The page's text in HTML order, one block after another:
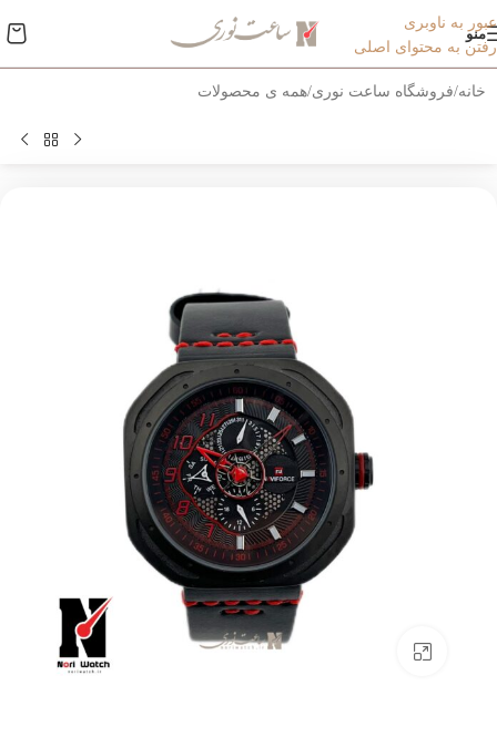
عبور به ناوبری
رفتن به محتوای اصلی
منو
خانه/فروشگاه ساعت نوری/همه ی محصولات